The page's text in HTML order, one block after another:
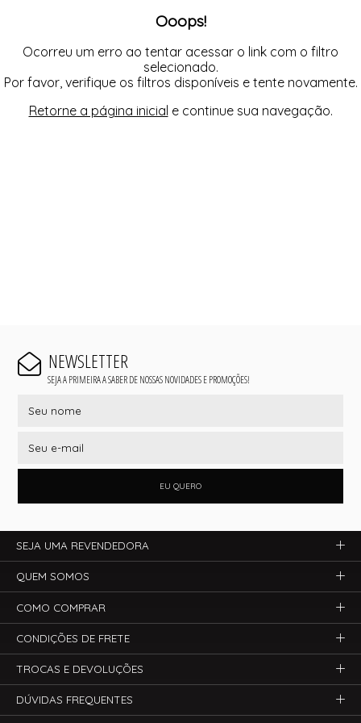
Ooops!
Ocorreu um erro ao tentar acessar o link com o filtro
selecionado.
Por favor, verifique os filtros disponíveis e tente novamente.
Retorne a página inicial e continue sua navegação.
NEWSLETTER
SEJA A PRIMEIRA A SABER DE NOSSAS NOVIDADES E PROMOÇÕES!
EU QUERO
SEJA UMA REVENDEDORA
QUEM SOMOS
COMO COMPRAR
CONDIÇÕES DE FRETE
TROCAS E DEVOLUÇÕES
DÚVIDAS FREQUENTES